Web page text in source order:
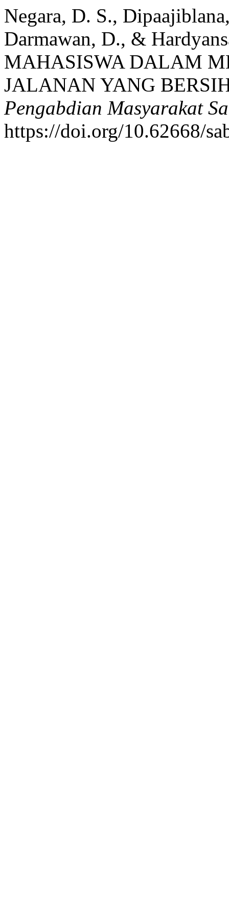
Negara, D. S.,
Darmawan, D., &
MAHASISWA DALAM
JALANAN YANG
Pengabdian Masyarakat
https://doi.org/10.62668/